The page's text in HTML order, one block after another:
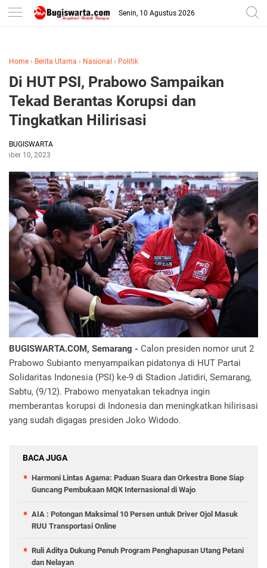
-->
Senin, 10 Agustus 2026
Home › Berita Utama › Nasional › Politik
Di HUT PSI, Prabowo Sampaikan
Tekad Berantas Korupsi dan
Tingkatkan Hilirisasi
BUGISWARTA
10, 2023
BUGISWARTA.COM, Semarang - Calon presiden nomor urut 2
Prabowo Subianto menyampaikan pidatonya di HUT Partai
Solidaritas Indonesia (PSI) ke-9 di Stadion Jatidiri, Semarang,
Sabtu, (9/12). Prabowo menyatakan tekadnya ingin
memberantas korupsi di Indonesia dan meningkatkan hilirisasi
yang sudah digagas presiden Joko Widodo.
BACA JUGA
Harmoni Lintas Agama: Paduan Suara dan Orkestra Bone Siap
Guncang Pembukaan MQK Internasional di Wajo
AIA : Potongan Maksimal 10 Persen untuk Driver Ojol Masuk
RUU Transportasi Online
Ruli Aditya Dukung Penuh Program Penghapusan Utang Petani
dan Nelayan